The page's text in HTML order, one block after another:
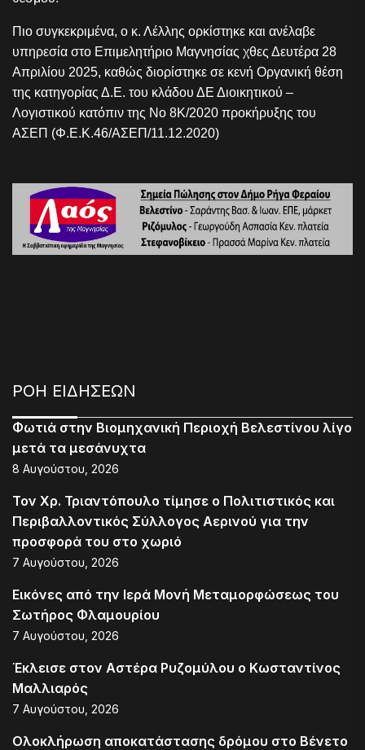
Πιο συγκεκριμένα, ο κ. Λέλλης ορκίστηκε και ανέλαβε
υπηρεσία στο Επιμελητήριο Μαγνησίας χθες Δευτέρα 28
Απριλίου 2025, καθώς διορίστηκε σε κενή Οργανική θέση
της κατηγορίας Δ.Ε. του κλάδου ΔΕ Διοικητικού –
Λογιστικού κατόπιν της Νο 8Κ/2020 προκήρυξης του
ΑΣΕΠ (Φ.Ε.Κ.46/ΑΣΕΠ/11.12.2020)
ΡΟΗ ΕΙΔΗΣΕΩΝ
Φωτιά στην Βιομηχανική Περιοχή Βελεστίνου λίγο
μετά τα μεσάνυχτα
8 Αυγούστου, 2026
Τον Χρ. Τριαντόπουλο τίμησε ο Πολιτιστικός και
Περιβαλλοντικός Σύλλογος Αερινού για την
προσφορά του στο χωριό
7 Αυγούστου, 2026
Εικόνες από την Ιερά Μονή Μεταμορφώσεως του
Σωτήρος Φλαμουρίου
7 Αυγούστου, 2026
Έκλεισε στον Αστέρα Ρυζομύλου ο Κωσταντίνος
Μαλλιαρός
7 Αυγούστου, 2026
Ολοκλήρωση αποκατάστασης δρόμου στο Βένετο